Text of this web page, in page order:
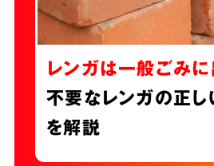
レンガは一般ごみ
不要なレンガの正
を解説